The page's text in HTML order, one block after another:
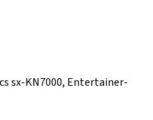
sx-KN7000, Entertainer-